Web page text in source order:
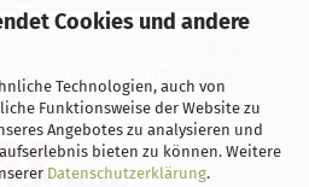
Cookies und andere
Technologien, auch von
Funktionsweise der Website zu
Angebotes zu analysieren und
bieten zu können. Weitere
Datenschutzerklärung.
Artikel, kann aufgrund von
nicht
werden und farblich leicht
abweichen.